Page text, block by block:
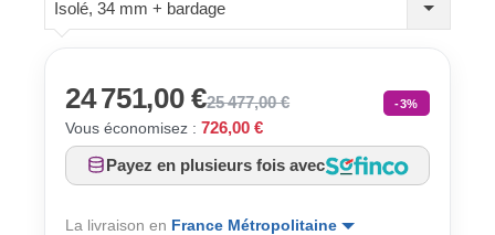
Isolé, 34 mm + bardage
24 751,00 €25 477,00 € -3%
Vous économisez : 726,00 €
Payez en plusieurs fois avec
La livraison en France Métropolitaine